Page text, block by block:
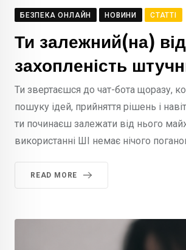
БЕЗПЕКА ОНЛАЙН НОВИНИ СТАТТІ
Ти залежний(на)
захопленість
Ти звертаєшся до чат-бота щоразу,
пошуку ідей, прийняття рішень і
ти починаєш залежати від нього
використанні ШІ немає нічого
READ MORE